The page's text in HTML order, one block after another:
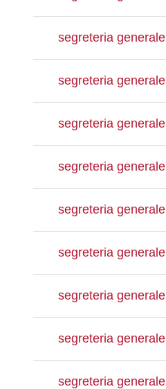
segreteria generale
segreteria generale
segreteria generale
segreteria generale
segreteria generale
segreteria generale
segreteria generale
segreteria generale
segreteria generale